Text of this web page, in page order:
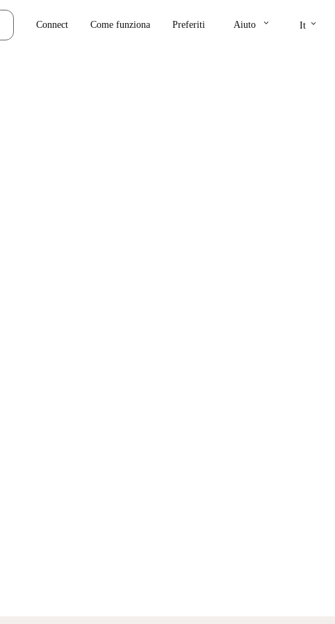
Connect Come funziona Preferiti Aiuto keyboard_arrow_down It keyboard_arrow_down